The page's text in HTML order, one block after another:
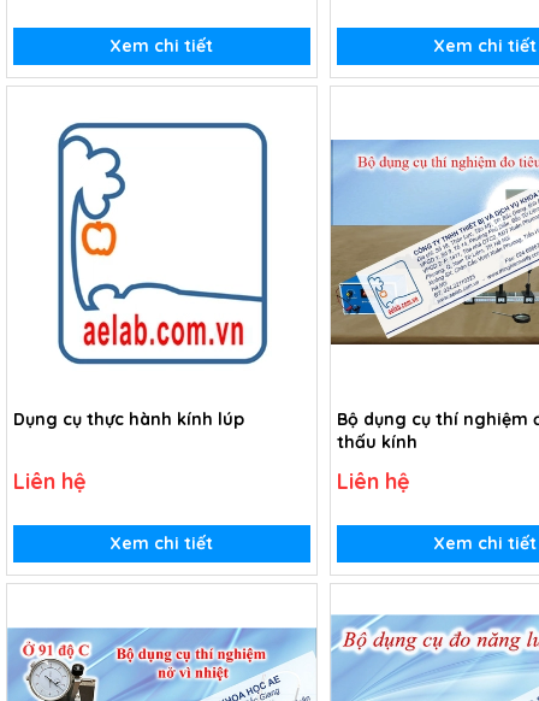
Xem chi tiết Xem chi tiết
Dụng cụ thực hành kính lúp
Liên hệ
Xem chi tiết
Bộ dụng cụ thí nghiệm
thấu kính
Liên hệ
Xem chi tiết